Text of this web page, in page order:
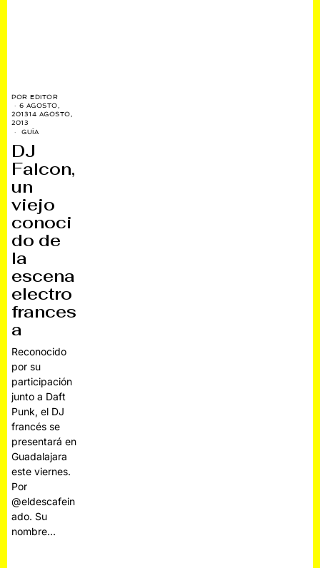
POREDITOR
6 AGOSTO,
201314 AGOSTO,
2013
GUÍA
DJ
Falcon,
un
viejo
conoci
do de
la
escena
electro
frances
a
Reconocido
por su
participación
junto a Daft
Punk, el DJ
francés se
presentará en
Guadalajara
este viernes.
Por
@eldescafein
ado. Su
nombre…